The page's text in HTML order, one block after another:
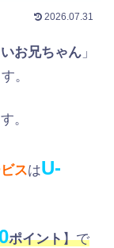
2026.07.31
お兄ちゃん 」
。
。
スはU-
ポイント】で